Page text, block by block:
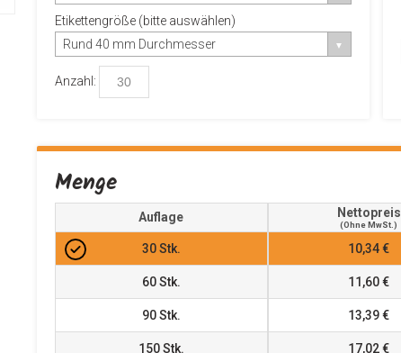
Etikettengröße (bitte auswählen)
Rund 40 mm Durchmesser
Anzahl:
Menge
Auflage Nettopreis
(ohne MwSt.)
30Stk. 10,34 €
60Stk. 11,60 €
90Stk. 13,39 €
150Stk. 17,02 €